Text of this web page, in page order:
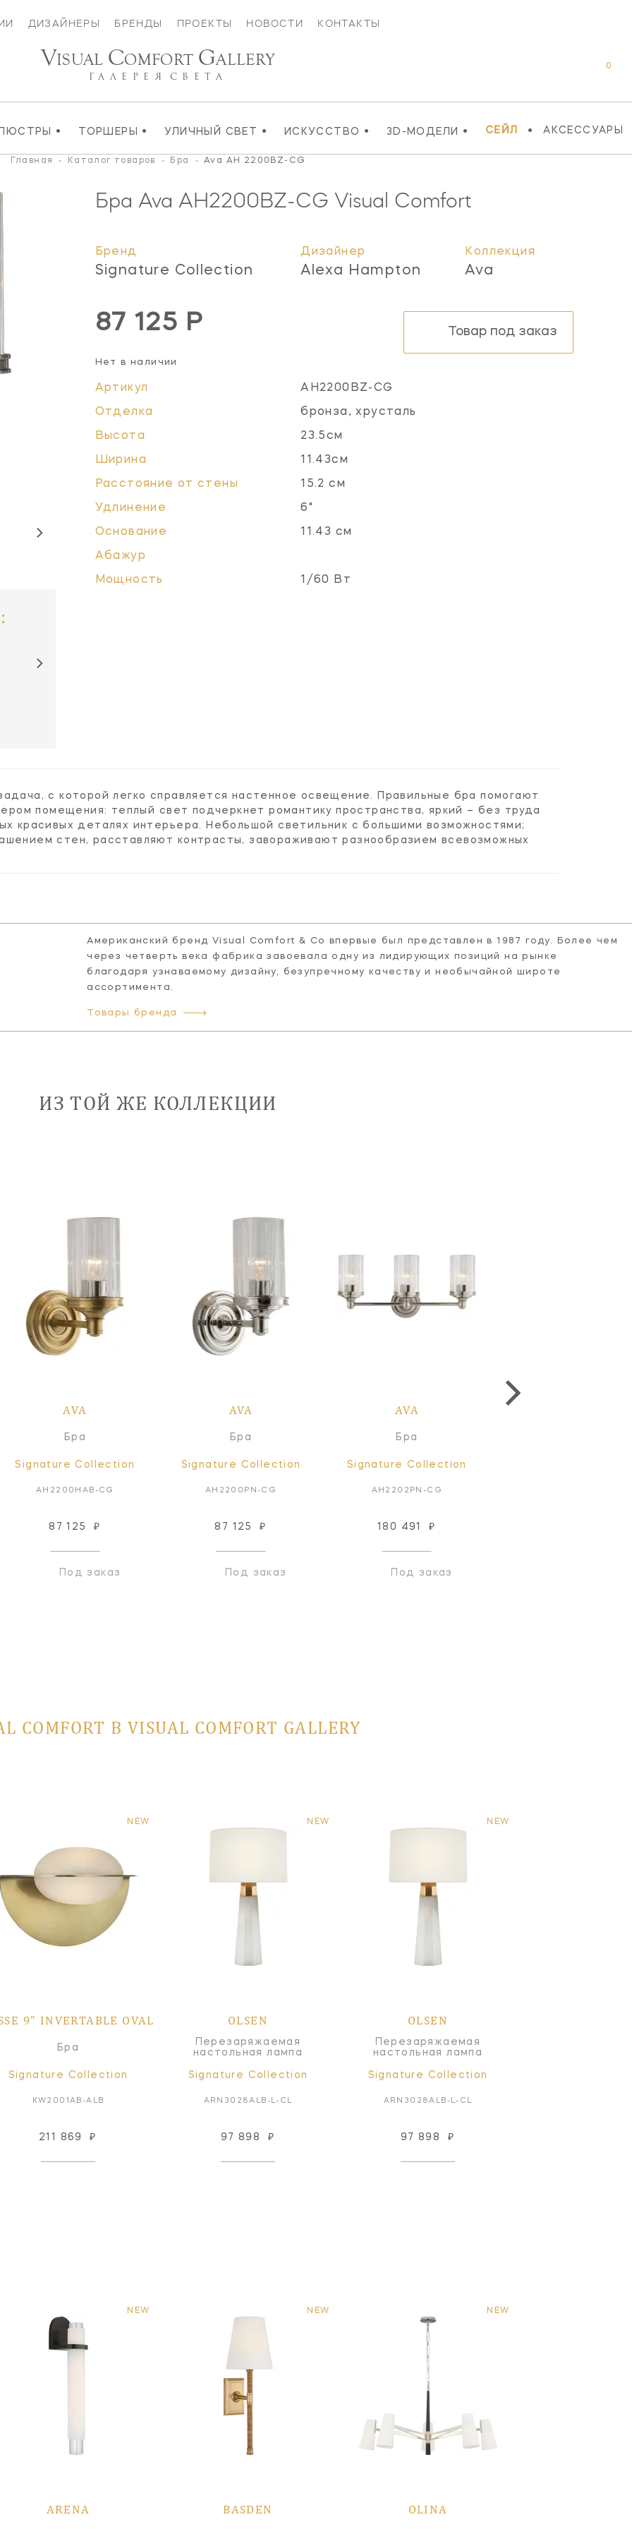
ДИЗАЙНЕРЫ БРЕНДЫ ПРОЕКТЫ НОВОСТИ КОНТАКТЫ
• ТОРШЕРЫ • УЛИЧНЫЙ СВЕТ • ИСКУССТВО • 3D-МОДЕЛИ • СЕЙЛ • АКСЕССУАРЫ
0
VISUAL COMFORT GALLERY
ГАЛЕРЕЯ СВЕТА
Главная - Каталог товаров - Бра - Ava AH 2200BZ-CG
Бра Ava AH2200BZ-CG Visual Comfort
Бренд
Signature Collection
Дизайнер
Alexa Hampton
Коллекция
Ava
87 125 Р
Нет в наличии
Товар под заказ
Артикул AH2200BZ-CG
Отделка бронза, хрусталь
Высота 23.5см
Ширина 11.43см
Расстояние от стены 15.2 см
Удлинение 6"
Основание 11.43 см
Абажур
Мощность 1/60 Вт
с которой легко справляется настенное освещение. Правильные бра помогают
помещения: теплый свет подчеркнет романтику пространства, яркий – без труда
красивых деталях интерьера. Небольшой светильник с большими возможностями;
стен, расставляют контрасты, завораживают разнообразием всевозможных
Американский бренд Visual Comfort & Co впервые был представлен в 1987 году. Более чем
через четверть века фабрика завоевала одну из лидирующих позиций на рынке
благодаря узнаваемому дизайну, безупречному качеству и необычайной широте
ассортимента.
Товары бренда
ИЗ ТОЙ ЖЕ КОЛЛЕКЦИИ
AVA
Бра
Signature Collection
AH2200HAB-CG
87 125 ₽
Под заказ
AVA
Бра
Signature Collection
AH2200PN-CG
87 125 ₽
Под заказ
AVA
Бра
Signature Collection
AH2202PN-CG
180 491 ₽
Под заказ
COMFORT В VISUAL COMFORT GALLERY
NEW
9" INVERTABLE OVAL
Бра
Signature Collection
KW2001AB-ALB
211 869 ₽
NEW
OLSEN
Перезаряжаемая
настольная лампа
Signature Collection
ARN3028ALB-L-CL
97 898 ₽
NEW
OLSEN
Перезаряжаемая
настольная лампа
Signature Collection
ARN3028ALB-L-CL
97 898 ₽
NEW
ARENA
NEW
BASDEN
NEW
OLINA